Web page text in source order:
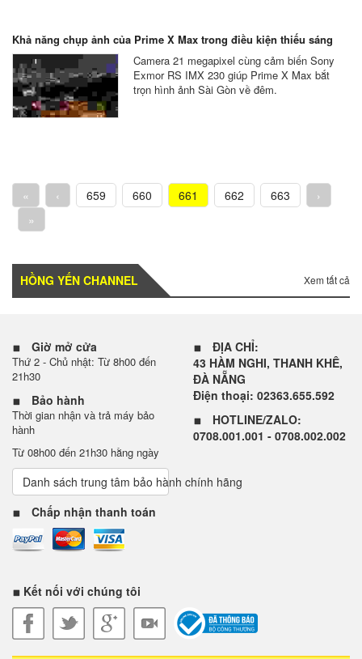
Khả năng chụp ảnh của Prime X Max trong điều kiện thiếu sáng
Camera 21 megapixel cùng cảm biến Sony
Exmor RS IMX 230 giúp Prime X Max bắt
trọn hình ảnh Sài Gòn về đêm.
« ‹ 659 660 661 662 663
›
»
HỒNG YẾN CHANNEL Xem tất cả
Giờ mở cửa
Thứ 2 - Chủ nhật: Từ 8h00 đến
21h30
Bảo hành
Thời gian nhận và trả máy bảo
hành
Từ 08h00 đến 21h30 hằng ngày
Danh sách trung tâm bảo hành chính hãng
Chấp nhận thanh toán
ĐỊA CHỈ:
43 HÀM NGHI, THANH KHÊ,
ĐÀ NẴNG
Điện thoại: 02363.655.592
HOTLINE/ZALO:
0708.001.001 - 0708.002.002
Kết nối với chúng tôi